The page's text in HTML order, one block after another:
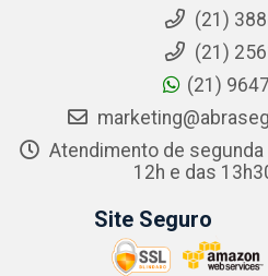
(21)
(21)
(21)
Atendimento de
12h e das
Site Seguro